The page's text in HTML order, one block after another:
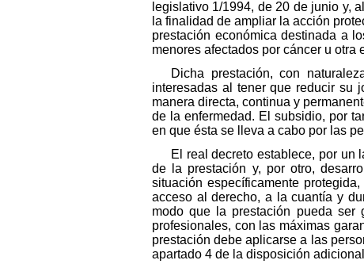
legislativo 1/1994, de 20 de junio y,
la finalidad de ampliar la acción
prestación económica destinada a
menores afectados por cáncer u otra
Dicha prestación, con
interesadas al tener que reducir su
manera directa, continua y
de la enfermedad. El subsidio, por
en que ésta se lleva a cabo por las
El real decreto establece, por un
de la prestación y, por otro,
situación específicamente
acceso al derecho, a la cuantía y
modo que la prestación pueda ser
profesionales, con las máximas
prestación debe aplicarse a las
apartado 4 de la disposición